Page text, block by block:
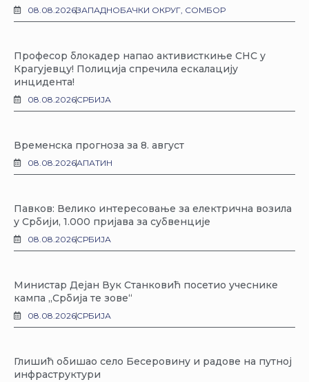
08.08.2026ЗАПАДНОБАЧКИ ОКРУГ, СОМБОР
Професор блокадер напао активисткиње СНС у
Крагујевцу! Полиција спречила ескалацију
инцидента!
08.08.2026СРБИЈА
Временска прогноза за 8. август
08.08.2026АПАТИН
Павков: Велико интересовање за електрична возила
у Србији, 1.000 пријава за субвенције
08.08.2026СРБИЈА
Министар Дејан Вук Станковић посетио учеснике
кампа „Србија те зове“
08.08.2026СРБИЈА
Глишић обишао село Бесеровину и радове на путној
инфраструктури